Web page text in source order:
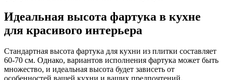
Идеальная высота фартука в кухне
для красивого интерьера
Стандартная высота фартука для кухни из плитки составляет
60-70 см. Однако, вариантов исполнения фартука может быть
множество, и идеальная высота будет зависеть от